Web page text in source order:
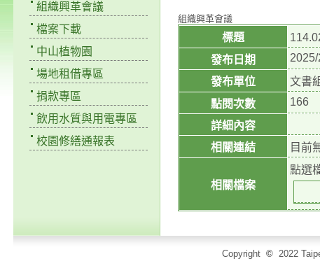
組織興革會議
檔案下載
中山植物園
場地租借專區
捐款專區
飲用水質與用電專區
校園修繕通報表
組織興革會議
標題
發布日期
發布單位
文書
點閱次數
166
詳細內容
相關連結
目前
相關檔案
點選
Copyright © 2022